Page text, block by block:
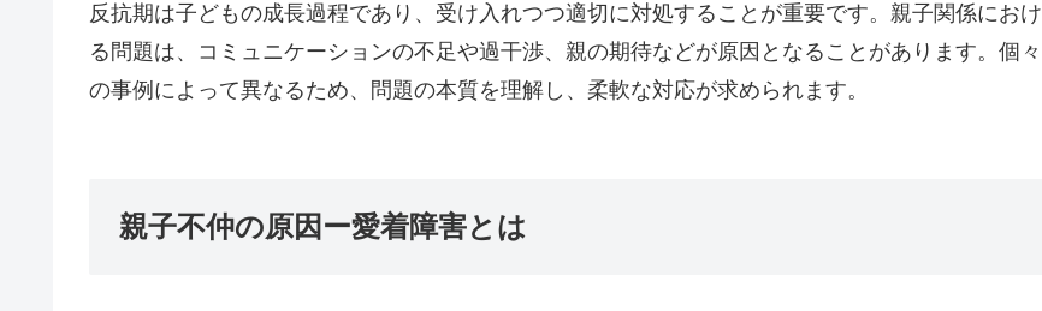
反抗期は子どもの成長過程であり、受け入れつつ適切に対処することが重要です。親子関係におけ
る問題は、コミュニケーションの不足や過干渉、親の期待などが原因となることがあります。個々
の事例によって異なるため、問題の本質を理解し、柔軟な対応が求められます。
親子不仲の原因ー愛着障害とは